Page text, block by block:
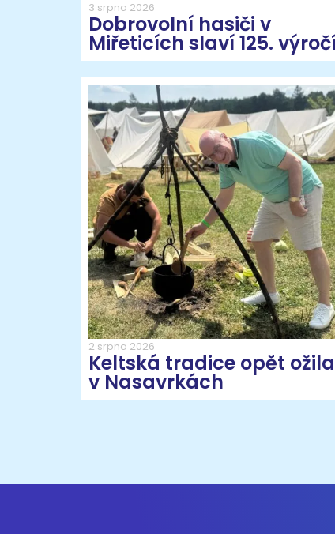
3 srpna 2026
Dobrovolní hasiči v
Miřeticích slaví 125.
2 srpna 2026
Keltská tradice opět ožila
v Nasavrkách